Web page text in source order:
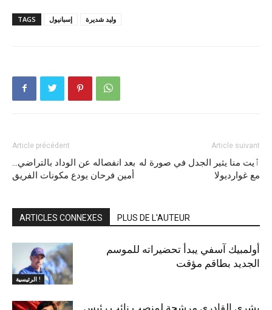
TAGS إسبانيول وليد شديرة
Article précédent
بعد انفصاله عن الوداد بالتراضي…
أمين فرحان يودع مكونات الفريق
Article suivant
ٱيت منا يثير الجدل في صورة له
مع غوارديولا
ARTICLES CONNEXES PLUS DE L'AUTEUR
الرئيسية !
أولمبيك آسفي يبدأ تحضيراته للموسم
الجديد بطاقم مؤقت
بشرى القادري مرشحة لمنصب نائب رئيس